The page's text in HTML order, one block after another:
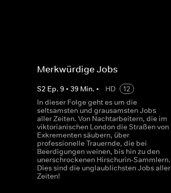
Merkwürdige Jobs
S2 Ep. 9 • 39 Min. • HD
12
In dieser Folge geht es um die
seltsamsten und grausamsten Jobs
aller Zeiten. Von Nachtarbeitern, die im
viktorianischen London die Straßen von
Exkrementen säubern, über
professionelle Trauernde, die bei
Beerdigungen weinen, bis hin zu den
unerschrockenen Hirschurin-Sammlern.
Dies sind die unglaublichsten Jobs aller
Zeiten!